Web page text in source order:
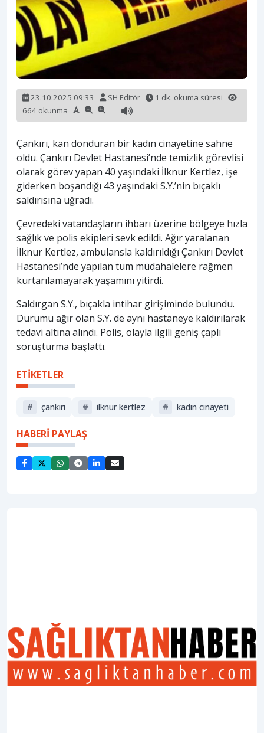
23.10.2025 09:33 SH Editör
1 dk. okuma süresi
664 okunma
Çankırı, kan donduran bir kadın cinayetine sahne
oldu. Çankırı Devlet Hastanesi’nde temizlik görevlisi
olarak görev yapan 40 yaşındaki İlknur Kertlez, işe
giderken boşandığı 43 yaşındaki S.Y.’nin bıçaklı
saldırısına uğradı.
Çevredeki vatandaşların ihbarı üzerine bölgeye hızla
sağlık ve polis ekipleri sevk edildi. Ağır yaralanan
İlknur Kertlez, ambulansla kaldırıldığı Çankırı Devlet
Hastanesi’nde yapılan tüm müdahalelere rağmen
kurtarılamayarak yaşamını yitirdi.
Saldırgan S.Y., bıçakla intihar girişiminde bulundu.
Durumu ağır olan S.Y. de aynı hastaneye kaldırılarak
tedavi altına alındı. Polis, olayla ilgili geniş çaplı
soruşturma başlattı.
ETİKETLER
# çankırı # ilknur kertlez # kadın cinayeti
HABERİ PAYLAŞ